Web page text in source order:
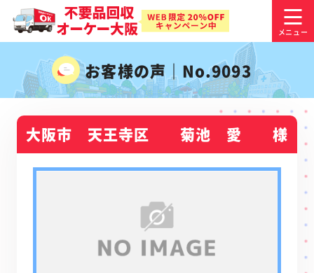
お客様の声｜No.9093
大阪市 天王寺区 菊池 愛 様